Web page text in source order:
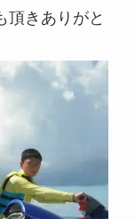
頂きありがと